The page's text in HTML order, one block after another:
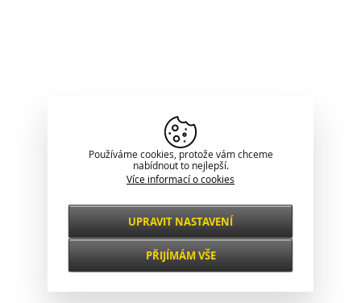
Používáme cookies, protože vám chceme
nabídnout to nejlepší.
Více informací o cookies
Nezbytné
VŽDY AKTIVNÍ
Funkční a
UPRAVIT NASTAVENÍ
PŘIJÍMÁM VŠE